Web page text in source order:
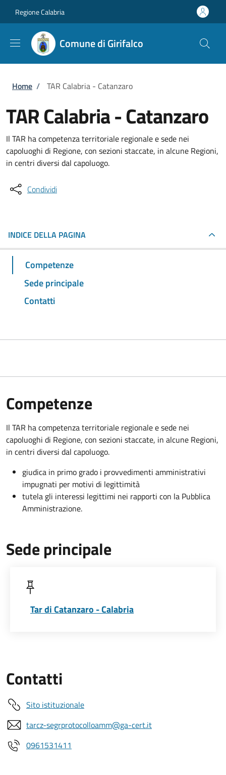
Regione Calabria
Comune di Girifalco
Briciole di pane
Home / TAR Calabria - Catanzaro
TAR Calabria - Catanzaro
Il TAR ha competenza territoriale regionale e sede nei
capoluoghi di Regione, con sezioni staccate, in alcune Regioni,
in centri diversi dal capoluogo.
Condividi
INDICE DELLA PAGINA
Competenze
Sede principale
Contatti
Competenze
Il TAR ha competenza territoriale regionale e sede nei
capoluoghi di Regione, con sezioni staccate, in alcune Regioni,
in centri diversi dal capoluogo.
giudica in primo grado i provvedimenti amministrativi
impugnati per motivi di legittimità
tutela gli interessi legittimi nei rapporti con la Pubblica
Amministrazione.
Sede principale
Tar di Catanzaro - Calabria
Contatti
Sito istituzionale
tarcz-segrprotocolloamm@ga-cert.it
0961531411